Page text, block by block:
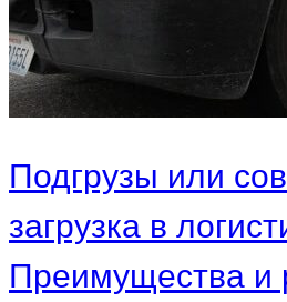
Подгрузы или
загрузка в
Преимущества и